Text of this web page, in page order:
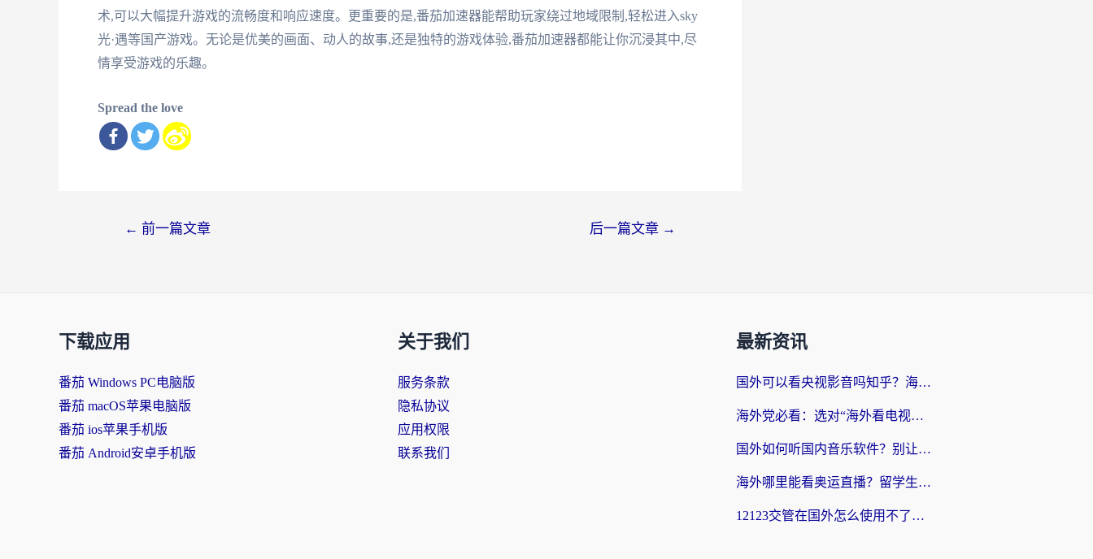
术,可以大幅提升游戏的流畅度和响应速度。更重要的是,番茄加速器能帮助玩家绕过地域限制,轻松进入sky
光·遇等国产游戏。无论是优美的画面、动人的故事,还是独特的游戏体验,番茄加速器都能让你沉浸其中,尽
情享受游戏的乐趣。
Spread the love
← 前一篇文章 后一篇文章 →
下载应用
番茄 Windows PC电脑版
番茄 macOS苹果电脑版
番茄 ios苹果手机版
番茄 Android安卓手机版
关于我们
服务条款
隐私协议
应用权限
联系我们
最新资讯
国外可以看央视影音吗知乎？海外党亲测有效的回国加速方案
海外党必看：选对“海外看电视剧软件”，再也不用愁国内剧刷不了
国外如何听国内音乐软件？别让地域限制，断了你的中文歌单
海外哪里能看奥运直播？留学生&海外华人必看的体育赛事观赛终极指南
12123交管在国外怎么使用不了？海外华人必看的无缝访问国内资源指南